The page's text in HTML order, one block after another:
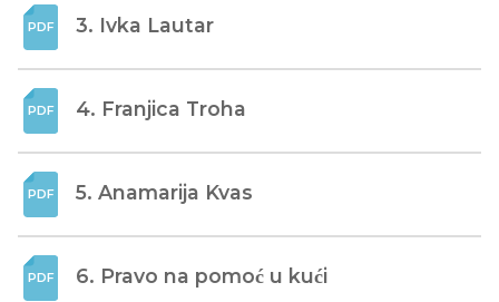
3. Ivka Lautar
4. Franjica Troha
5. Anamarija Kvas
6. Pravo na pomoć u kući